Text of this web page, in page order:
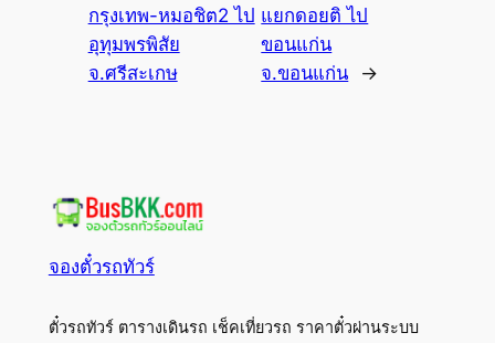
กรุงเทพ-หมอชิต2 ไป
อุทุมพรพิสัย
จ.ศรีสะเกษ
แยกดอยติ ไป
ขอนแก่น
จ.ขอนแก่น
→
จองตั๋วรถทัวร์
ตั๋วรถทัวร์ ตารางเดินรถ เช็คเที่ยวรถ ราคาตั๋วผ่านระบบ